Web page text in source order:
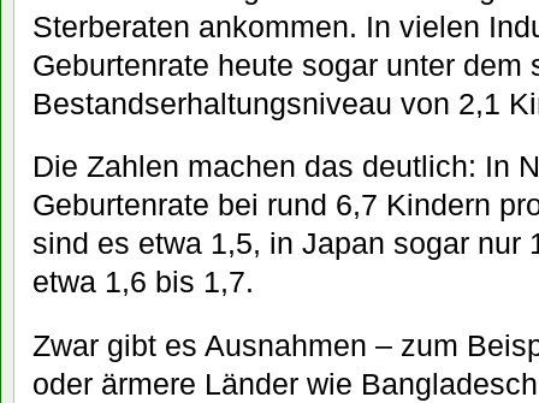
Sterberaten ankommen. In vielen
Geburtenrate heute sogar unter dem
Bestandserhaltungsniveau von 2,1
Die Zahlen machen das deutlich: In
Geburtenrate bei rund 6,7 Kindern
sind es etwa 1,5, in Japan sogar nur
etwa 1,6 bis 1,7.
Zwar gibt es Ausnahmen – zum
oder ärmere Länder wie